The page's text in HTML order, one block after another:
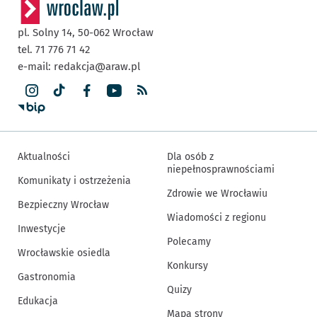
pl. Solny 14, 50-062 Wrocław
tel. 71 776 71 42
e-mail: redakcja@araw.pl
Aktualności
Komunikaty i ostrzeżenia
Bezpieczny Wrocław
Inwestycje
Wrocławskie osiedla
Gastronomia
Edukacja
Dla osób z
niepełnosprawnościami
Zdrowie we Wrocławiu
Wiadomości z regionu
Polecamy
Konkursy
Quizy
Mapa strony